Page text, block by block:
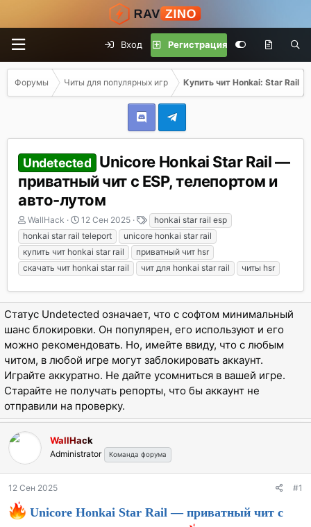
Вход Регистрация
Форумы Читы для популярных игр Купить чит Honkai: Star Rail
Undetected
Unicore Honkai Star Rail —
приватный чит с ESP, телепортом и
авто-лутом
А
в
т
о
р
е
м
ы
WallHack
Д
а
т
а
н
ч
а
л
а
12 Сен 2025
е
г
и
honkai star rail esp
honkai star rail teleport
unicore honkai star rail
купить чит honkai star rail
приватный чит hsr
скачать чит honkai star rail
чит для honkai star rail читы hsr
Статус Undetected означает, что с софтом минимальный
шанс блокировки. Он популярен, его используют и его
можно рекомендовать. Но, имейте ввиду, что с любым
читом, в любой игре могут заблокировать аккаунт.
Играйте аккуратно. Не дайте усомниться в вашей игре.
Старайте не получать репорты, что бы аккаунт не
отправили на проверку.
WallHack
Administrator Команда форума
12 Сен 2025 #1
Unicore Honkai Star Rail — приватный чит с